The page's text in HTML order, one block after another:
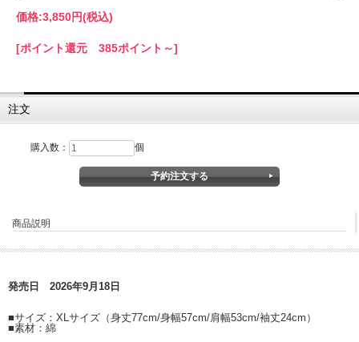
価格:3,850円(税込)
[ポイント還元 385ポイント～]
注文
購入数： 個
商品説明
発売日 2026年9月18日
■サイズ：XLサイズ（身丈77cm/身幅57cm/肩幅53cm/袖丈24cm）
■素材：綿